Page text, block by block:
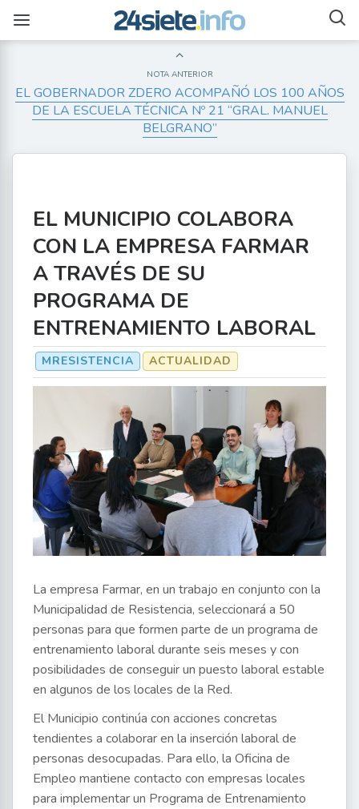
NOTA ANTERIOR
EL GOBERNADOR ZDERO ACOMPAÑÓ LOS 100 AÑOS
DE LA ESCUELA TÉCNICA Nº 21 “GRAL. MANUEL
BELGRANO”
EL MUNICIPIO COLABORA
CON LA EMPRESA FARMAR
A TRAVÉS DE SU
PROGRAMA DE
ENTRENAMIENTO LABORAL
MRESISTENCIA ACTUALIDAD
La empresa Farmar, en un trabajo en conjunto con la
Municipalidad de Resistencia, seleccionará a 50
personas para que formen parte de un programa de
entrenamiento laboral durante seis meses y con
posibilidades de conseguir un puesto laboral estable
en algunos de los locales de la Red.
El Municipio continúa con acciones concretas
tendientes a colaborar en la inserción laboral de
personas desocupadas. Para ello, la Oficina de
Empleo mantiene contacto con empresas locales
para implementar un Programa de Entrenamiento